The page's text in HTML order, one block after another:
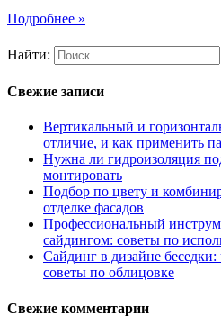
Подробнее »
Найти:
Свежие записи
Вертикальный и
отличие, и как применить
Нужна ли гидроизоляция
монтировать
Подбор по цвету и
отделке фасадов
Профессиональный
сайдингом: советы по
Сайдинг в дизайне
советы по облицовке
Свежие комментарии